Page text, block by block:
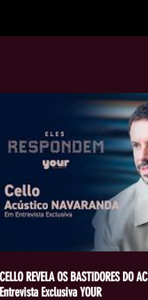
CELLO REVELA OS BASTIDORES DO
Entrevista Exclusiva YOUR